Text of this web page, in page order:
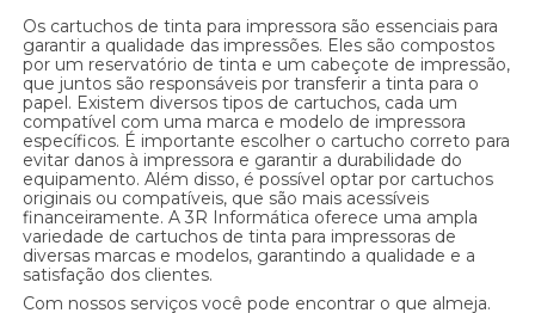
Os cartuchos de tinta para impressora são essenciais para
garantir a qualidade das impressões. Eles são compostos
por um reservatório de tinta e um cabeçote de impressão,
que juntos são responsáveis por transferir a tinta para o
papel. Existem diversos tipos de cartuchos, cada um
compatível com uma marca e modelo de impressora
específicos. É importante escolher o cartucho correto para
evitar danos à impressora e garantir a durabilidade do
equipamento. Além disso, é possível optar por cartuchos
originais ou compatíveis, que são mais acessíveis
financeiramente. A 3R Informática oferece uma ampla
variedade de cartuchos de tinta para impressoras de
diversas marcas e modelos, garantindo a qualidade e a
satisfação dos clientes.
Com nossos serviços você pode encontrar o que almeja.